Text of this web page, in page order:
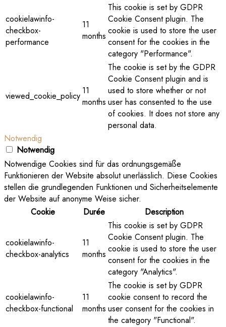
cookielawinfo-
checkbox-
performance
11
months
This cookie is set by GDPR
Cookie Consent plugin. The
cookie is used to store the user
consent for the cookies in the
category "Performance".
viewed_cookie_policy 11
months
The cookie is set by the GDPR
Cookie Consent plugin and is
used to store whether or not
user has consented to the use
of cookies. It does not store any
personal data.
Notwendig
Notwendig
Notwendige Cookies sind für das ordnungsgemäße
Funktionieren der Website absolut unerlässlich. Diese Cookies
stellen die grundlegenden Funktionen und Sicherheitselemente
der Website auf anonyme Weise sicher.
Cookie
Durée Description
cookielawinfo-
checkbox-analytics
11
months
This cookie is set by GDPR
Cookie Consent plugin. The
cookie is used to store the user
consent for the cookies in the
category "Analytics".
cookielawinfo-
checkbox-functional
11
months
The cookie is set by GDPR
cookie consent to record the
user consent for the cookies in
the category "Functional".